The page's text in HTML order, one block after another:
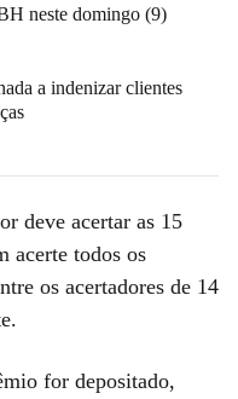
neste domingo (9)
a indenizar clientes
deve acertar as 15
acerte todos os
os acertadores de 14
for depositado,